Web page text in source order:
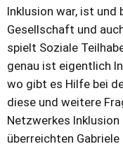
Inklusion war, ist und
Gesellschaft und
spielt Soziale
genau ist eigentlich
wo gibt es Hilfe bei
diese und weitere
Netzwerkes Inklusion
überreichten